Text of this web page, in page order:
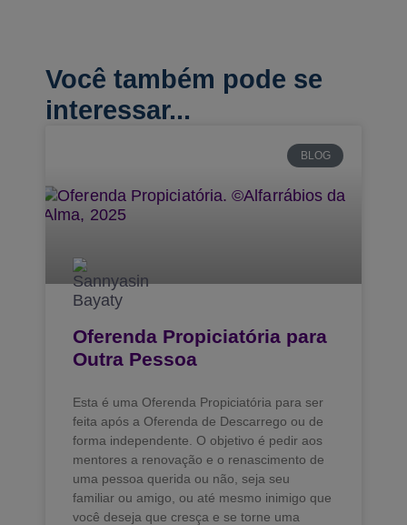
Você também pode se
interessar...
BLOG
Oferenda Propiciatória para
Outra Pessoa
Esta é uma Oferenda Propiciatória para ser
feita após a Oferenda de Descarrego ou de
forma independente. O objetivo é pedir aos
mentores a renovação e o renascimento de
uma pessoa querida ou não, seja seu
familiar ou amigo, ou até mesmo inimigo que
você deseja que cresça e se torne uma